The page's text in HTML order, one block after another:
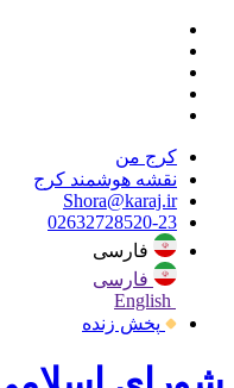
کرج من
نقشه هوشمند کرج
Shora@karaj.ir
02632728520-23
فارسی
فارسی
English
پخش زنده